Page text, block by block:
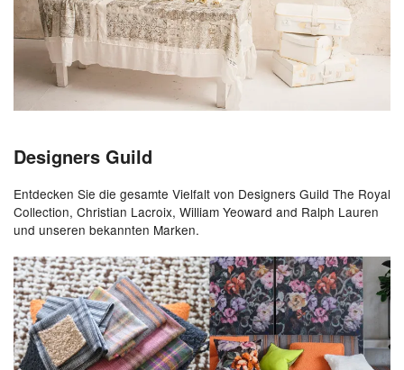
Designers Guild
Entdecken Sie die gesamte Vielfalt von Designers Guild The Royal
Collection, Christian Lacroix, William Yeoward and Ralph Lauren
und unseren bekannten Marken.